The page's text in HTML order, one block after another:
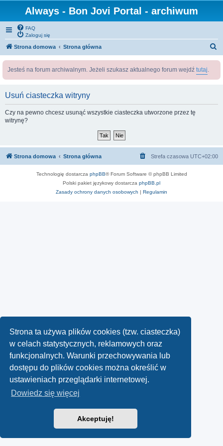
Strona ta używa plików cookies (tzw. ciasteczka)
w celach statystycznych, reklamowych oraz
funkcjonalnych. Warunki przechowywania lub
dostępu do plików cookies można określić w
ustawieniach przeglądarki internetowej.
Dowiedz się więcej
Akceptuję!
Always - Bon Jovi Portal - archiwum
FAQ
Zaloguj się
Strona domowa Strona główna
j
Jesteś na forum archiwalnym. Jeżeli szukasz aktualnego forum wejdź tutaj.
Usuń ciasteczka witryny
Czy na pewno chcesz usunąć wszystkie ciasteczka utworzone przez tę
witrynę?
Strona domowa Strona główna Strefa czasowa UTC+02:00
Technologię dostarcza phpBB® Forum Software © phpBB Limited
Polski pakiet językowy dostarcza phpBB.pl
Zasady ochrony danych osobowych | Regulamin